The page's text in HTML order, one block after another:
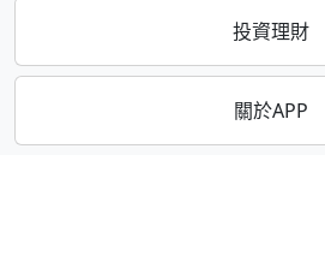
投資理財
關於APP